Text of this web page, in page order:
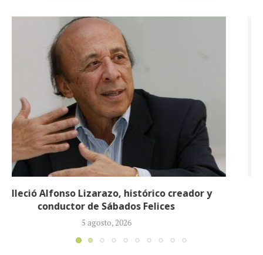
Preocupa el estado de salud de Nafer Durán:
permanece en UCI en...
23 julio, 2026